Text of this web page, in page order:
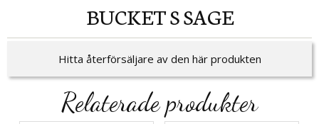
BUCKET S SAGE
Hitta återförsäljare av den här produkten
Relaterade produkter